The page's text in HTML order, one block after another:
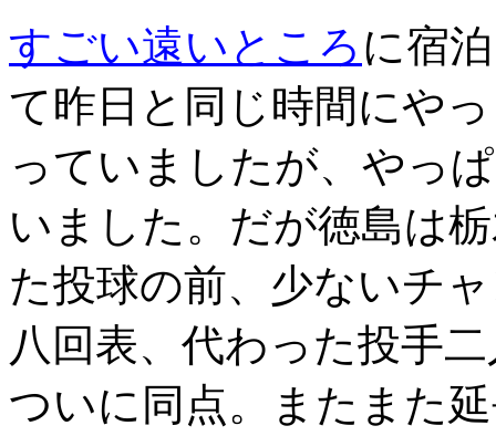
すごい遠いところ に宿
て昨日と同じ時間にや
っていましたが、やっ
いました。だが徳島は
た投球の前、少ないチ
八回表、代わった投手
ついに同点。またまた